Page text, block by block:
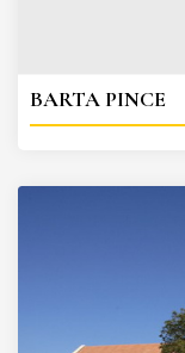
BARTA PINCE